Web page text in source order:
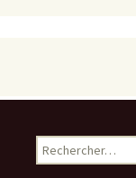
Rechercher :